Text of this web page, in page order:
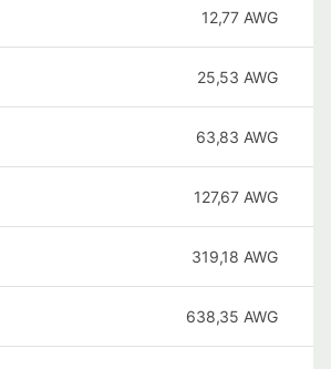
12,77 AWG
25,53 AWG
63,83 AWG
127,67 AWG
319,18 AWG
638,35 AWG